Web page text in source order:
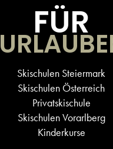
FÜR
Skischulen Steiermark
Skischulen Österreich
Privatskischule
Skischulen Vorarlberg
Kinderkurse